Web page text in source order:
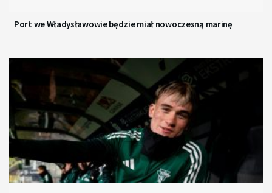
Port we Władysławowie będzie miał nowoczesną marinę